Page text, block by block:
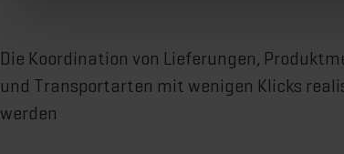
Die Koordination von Lieferungen,
und Transportarten mit wenigen Klicks
werden